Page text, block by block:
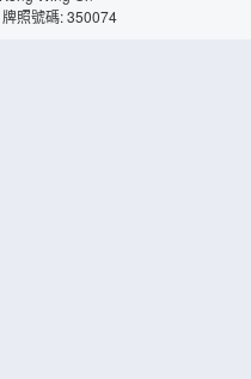
照號碼: 350074